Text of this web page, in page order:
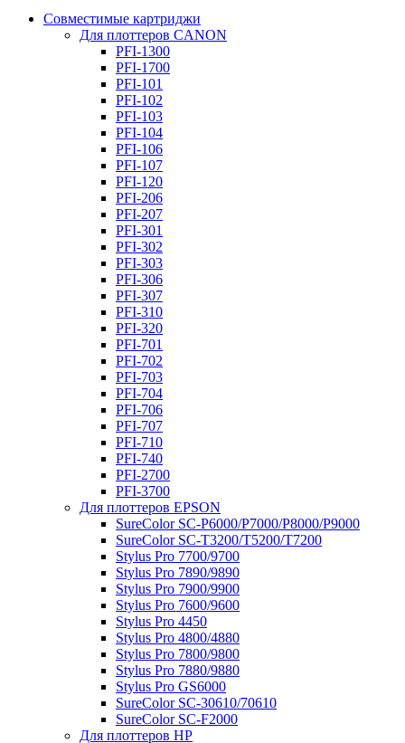
Совместимые картриджи
Для плоттеров CANON
PFI-1300
PFI-1700
PFI-101
PFI-102
PFI-103
PFI-104
PFI-106
PFI-107
PFI-120
PFI-206
PFI-207
PFI-301
PFI-302
PFI-303
PFI-306
PFI-307
PFI-310
PFI-320
PFI-701
PFI-702
PFI-703
PFI-704
PFI-706
PFI-707
PFI-710
PFI-740
PFI-2700
PFI-3700
Для плоттеров EPSON
SureColor SC-P6000/P7000/P8000/P9000
SureColor SC-Т3200/T5200/T7200
Stylus Pro 7700/9700
Stylus Pro 7890/9890
Stylus Pro 7900/9900
Stylus Pro 7600/9600
Stylus Pro 4450
Stylus Pro 4800/4880
Stylus Pro 7800/9800
Stylus Pro 7880/9880
Stylus Pro GS6000
SureColor SC-30610/70610
SureColor SC-F2000
Для плоттеров HP